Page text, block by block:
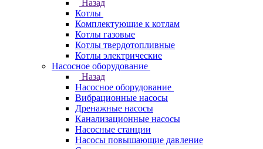
Назад
Котлы
Комплектующие к котлам
Котлы газовые
Котлы твердотопливные
Котлы электрические
Насосное оборудование
Назад
Насосное оборудование
Вибрационные насосы
Дренажные насосы
Канализационные насосы
Насосные станции
Насосы повышающие давление